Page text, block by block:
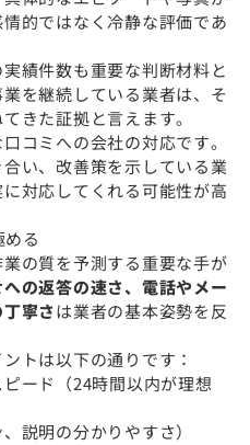
的ではなく冷静な評価であ
績件数も重要な判断材料と
を継続している業者は、そ
きた証拠と言えます。
コミへの会社の対応です。
い、改善策を示している業
対応してくれる可能性が高
る
の質を予測する重要な手が
の返答の速さ、電話やメー
寧さは業者の基本姿勢を反
トは以下の通りです：
ード（24時間以内が理想
説明の分かりやすさ）